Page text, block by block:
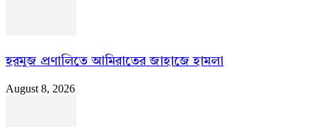
হরমুজ প্রণালিতে আমিরাতের জাহাজে হামলা
August 8, 2026